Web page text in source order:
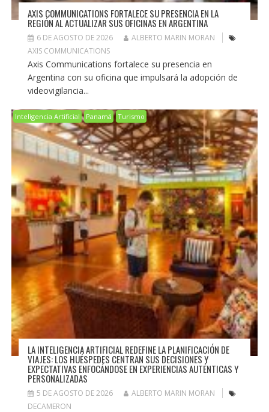
AXIS COMMUNICATIONS FORTALECE SU PRESENCIA EN LA
REGIÓN AL ACTUALIZAR SUS OFICINAS EN ARGENTINA
6 DE AGOSTO DE 2026
ALBERTO MARIN MORAN
AXIS COMMUNICATIONS
Axis Communications fortalece su presencia en
Argentina con su oficina que impulsará la adopción de
videovigilancia...
Inteligencia Artificial Panamá Turismo
LA INTELIGENCIA ARTIFICIAL REDEFINE LA PLANIFICACIÓN DE
VIAJES: LOS HUÉSPEDES CENTRAN SUS DECISIONES Y
EXPECTATIVAS ENFOCÁNDOSE EN EXPERIENCIAS AUTÉNTICAS Y
PERSONALIZADAS
5 DE AGOSTO DE 2026
ALBERTO MARIN MORAN
DECAMERON